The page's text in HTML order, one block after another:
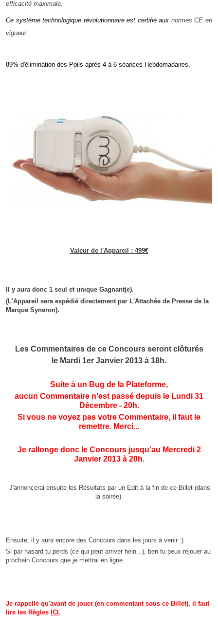
efficacité maximale.
Ce système technologique révolutionnaire est certifié aux normes CE en
vigueur.
89% d'élimination des Poils après 4 à 6 séances Hebdomadaires.
Valeur de l'Appareil : 499€
Il y aura donc 1 seul et unique Gagnant(e).
(L'Appareil sera expédié directement par L'Attachée de Presse de la
Marque Syneron).
Les Commentaires de ce Concours seront clôturés
le Mardi 1er Janvier 2013 à 18h.
Suite à un Bug de la Plateforme,
aucun Commentaire n'est passé depuis le Lundi 31
Décembre - 20h.
Si vous ne voyez pas votre Commentaire, il faut le
remettre. Merci...
Je rallonge donc le Concours jusqu'au Mercredi 2
Janvier 2013 à 20h.
J'annoncerai ensuite les Résultats par un Edit à la fin de ce Billet (dans
la soirée).
Ensuite, il y aura encore des Concours dans les jours à venir :)
Si par hasard tu perds (ce qui peut arriver hein...), ben tu peux rejouer au
prochain Concours que je mettrai en ligne.
Je rappelle qu'avant de jouer (en commentant sous ce Billet), il faut
lire les Règles ICI .